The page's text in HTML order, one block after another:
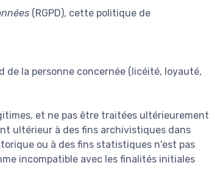
(RGPD), cette politique de
la personne concernée (licéité, loyauté,
et ne pas être traitées ultérieurement
ultérieur à des fins archivistiques dans
ou à des fins statistiques n'est pas
incompatible avec les finalités initiales